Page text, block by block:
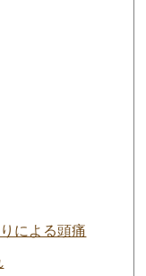
による頭痛